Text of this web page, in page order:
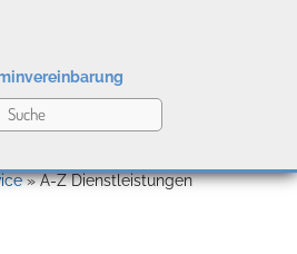
»A-Z Dienstleistungen